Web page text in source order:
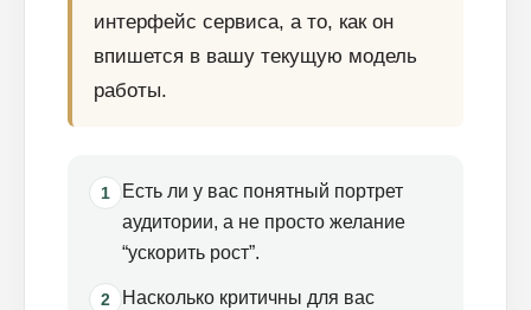
интерфейс сервиса, а то, как он
впишется в вашу текущую модель
работы.
1
Есть ли у вас понятный портрет
аудитории, а не просто желание
“ускорить рост”.
2
Насколько критичны для вас